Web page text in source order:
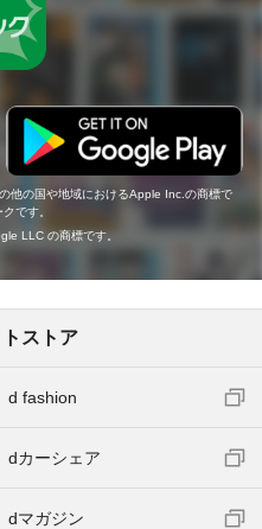
他の国や地域におけるApple Inc.の商標で
です。
LLC の商標です。
ストア
d fashion
dカーシェア
dマガジン